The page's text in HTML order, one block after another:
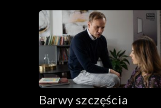
Barwy szczęścia